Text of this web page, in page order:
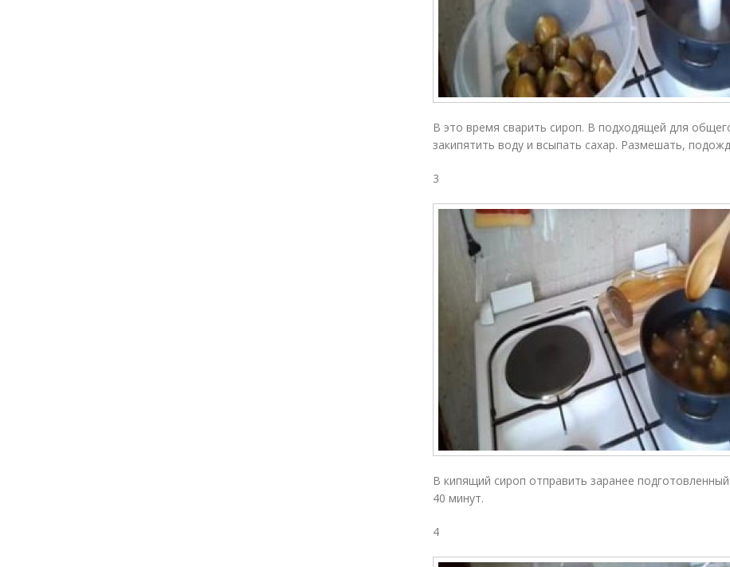
В это время сварить сироп. В подходящей для
закипятить воду и всыпать сахар. Размешать,
3
В кипящий сироп отправить заранее
40 минут.
4